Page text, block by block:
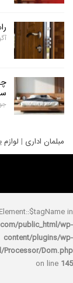
راهنمای
آگوست 6, 2025
چطور تخت
ست کنیم؟
جولای 28, 2025
|لوازم یدکی چینی
Frontend/